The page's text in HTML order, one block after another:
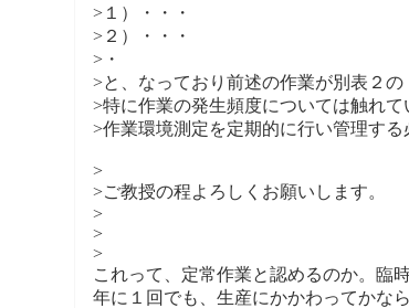
>１）・・・
>２）・・・
>・
>と、なっており前述の作業が別表２の
>特に作業の発生頻度については触れ
>作業環境測定を定期的に行い管理す
>
>ご教授の程よろしくお願いします。
>
>
>
これって、定常作業と認めるのか。臨
年に１回でも、生産にかかわってかな